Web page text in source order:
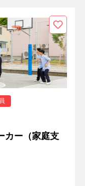
カー（家庭支